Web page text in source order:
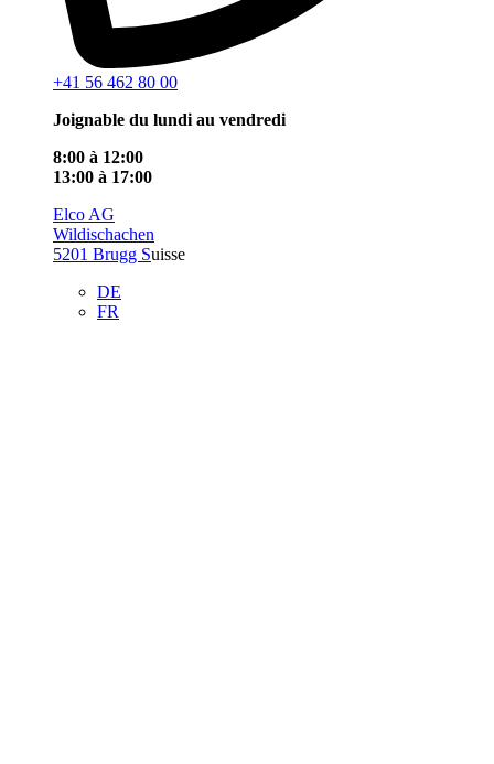
+41 56 462 80 00
Joignable du lundi au vendredi
8:00 à 12:00
13:00 à 17:00
Elco AG
Wildischachen
5201 Brugg Suisse
DE
FR